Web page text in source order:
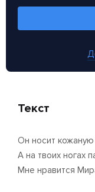
Текст
Он носит кожаную
А на твоих ногах
Мне нравится